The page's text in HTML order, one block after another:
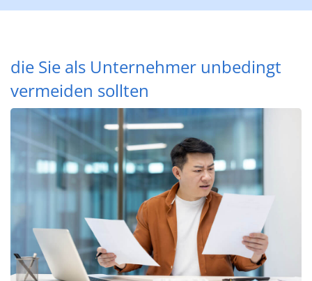
die Sie als Unternehmer unbedingt
vermeiden sollten